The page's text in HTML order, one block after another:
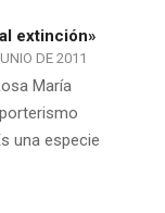
extinción»
DE 2011
María
una especie